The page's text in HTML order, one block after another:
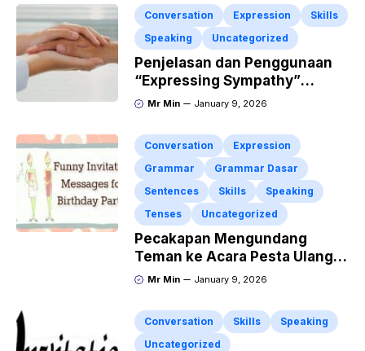
Conversation Expression
Skills
Speaking
Uncategorized
Penjelasan dan Penggunaan
“Expressing Sympathy”
Lengkap dengan Contoh
Mr Min January 9, 2026
Conversation
Expression
Grammar
Grammar Dasar
Sentences
Skills
Speaking
Tenses
Uncategorized
Pecakapan Mengundang
Teman ke Acara Pesta Ulang
Tahun “Birthday Invitation”
Mr Min January 9, 2026
Conversation Skills
Speaking
Uncategorized